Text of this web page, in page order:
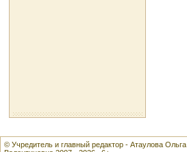
© Учредитель и главный редактор - Атаулова Ольга